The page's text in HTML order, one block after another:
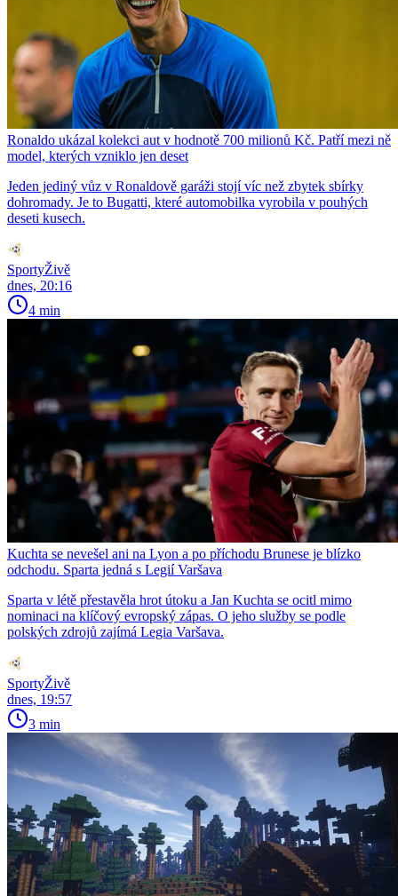
Ronaldo ukázal kolekci aut v hodnotě 700 milionů Kč. Patří mezi ně
model, kterých vzniklo jen deset
Jeden jediný vůz v Ronaldově garáži stojí víc než zbytek sbírky
dohromady. Je to Bugatti, které automobilka vyrobila v pouhých
deseti kusech.
SportyŽivě
dnes, 20:16
4 min
Kuchta se nevešel ani na Lyon a po příchodu Brunese je blízko
odchodu. Sparta jedná s Legií Varšava
Sparta v létě přestavěla hrot útoku a Jan Kuchta se ocitl mimo
nominaci na klíčový evropský zápas. O jeho služby se podle
polských zdrojů zajímá Legia Varšava.
SportyŽivě
dnes, 19:57
3 min